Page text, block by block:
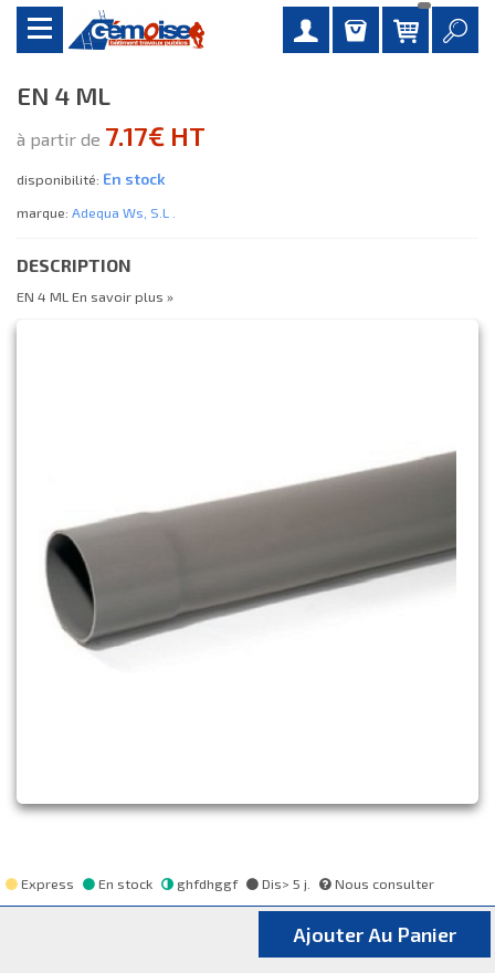
EN 4 ML
à partir de 7.17€ HT
disponibilité: En stock
marque: Adequa Ws, S.l .
DESCRIPTION
EN 4 ML En savoir plus »
Express En stock ghfdhggf Dis> 5 j. Nous consulter
Ajouter Au Panier